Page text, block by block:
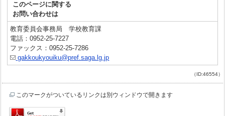
このページに関する
お問い合わせは
教育委員会事務局 学校教育課
電話：0952-25-7227
ファックス：0952-25-7286
gakkoukyouiku@pref.saga.lg.jp
（ID:46554）
このマークがついているリンクは別ウィンドウで開きます